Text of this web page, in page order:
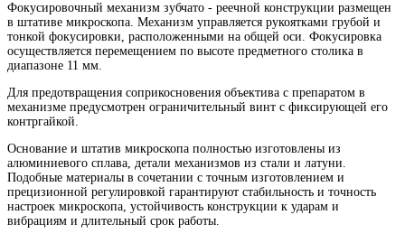
Фокусировочный механизм зубчато - реечной конструкции размещен
в штативе микроскопа. Механизм управляется рукоятками грубой и
тонкой фокусировки, расположенными на общей оси. Фокусировка
осуществляется перемещением по высоте предметного столика в
диапазоне 11 мм.
Для предотвращения соприкосновения объектива с препаратом в
механизме предусмотрен ограничительный винт с фиксирующей его
контргайкой.
Основание и штатив микроскопа полностью изготовлены из
алюминиевого сплава, детали механизмов из стали и латуни.
Подобные материалы в сочетании с точным изготовлением и
прецизионной регулировкой гарантируют стабильность и точность
настроек микроскопа, устойчивость конструкции к ударам и
вибрациям и длительный срок работы.